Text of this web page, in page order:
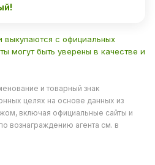
выкупаются с официальных
могут быть уверены в качестве и
и товарный знак
целях на основе данных из
включая официальные сайты и
вознаграждению агента см. в